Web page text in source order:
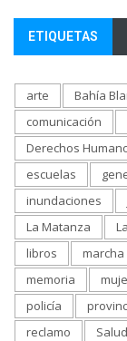
ETIQUETAS
arte Bahía
comunicación
Derechos
escuelas
inundaciones
La Matanza
libros
marcha
memoria
policía
reclamo
Salud